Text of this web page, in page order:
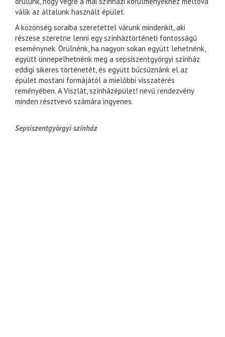
válik az általunk használt épület.
A közönség soraiba szeretettel várunk mindenkit, aki
részese szeretne lenni egy színháztörténeti fontosságú
eseménynek. Örülnénk, ha nagyon sokan együtt lehetnénk,
együtt ünnepelhetnénk meg a sepsiszentgyörgyi színház
eddigi sikeres történetét, és együtt búcsúznánk el az
épület mostani formájától a mielőbbi visszatérés
reményében. A Viszlát, színházépület! nevű rendezvény
minden résztvevő számára ingyenes.
Sepsiszentgyörgyi színház